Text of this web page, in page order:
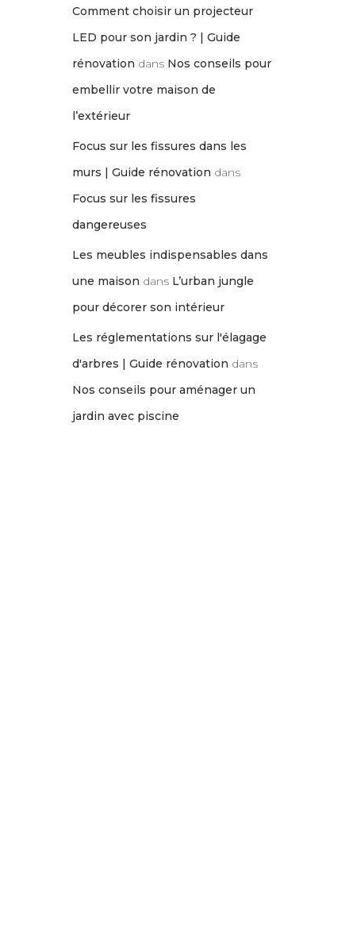
Comment choisir un projecteur
LED pour son jardin ? | Guide
rénovation dans Nos conseils pour
embellir votre maison de
l’extérieur
Focus sur les fissures dans les
murs | Guide rénovation dans
Focus sur les fissures
dangereuses
Les meubles indispensables dans
une maison dans L’urban jungle
pour décorer son intérieur
Les réglementations sur l'élagage
d'arbres | Guide rénovation dans
Nos conseils pour aménager un
jardin avec piscine